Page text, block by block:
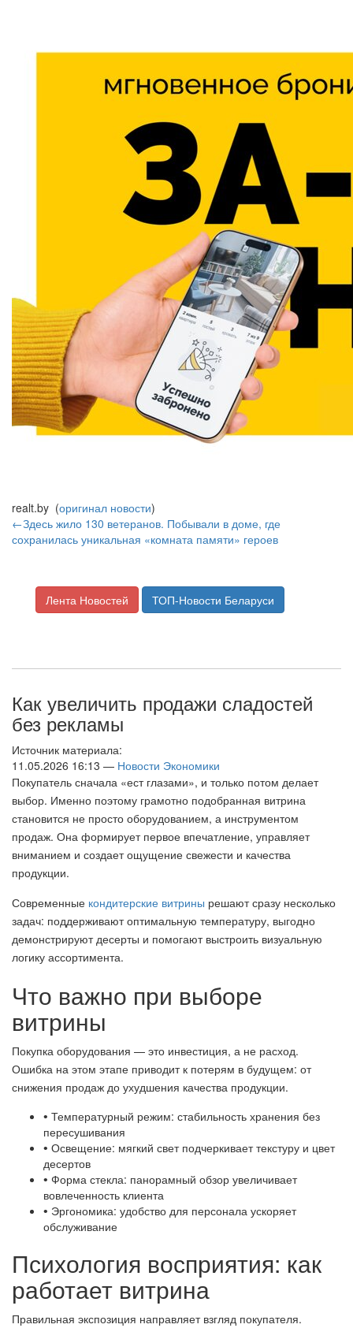
realt.by (оригинал новости)
←Здесь жило 130 ветеранов. Побывали в доме, где
сохранилась уникальная «комната памяти» героев
Лента Новостей ТОП-Новости Беларуси
Как увеличить продажи сладостей
без рекламы
Источник материала:
11.05.2026 16:13 — Новости Экономики
Покупатель сначала «ест глазами», и только потом делает
выбор. Именно поэтому грамотно подобранная витрина
становится не просто оборудованием, а инструментом
продаж. Она формирует первое впечатление, управляет
вниманием и создает ощущение свежести и качества
продукции.
Современные кондитерские витрины решают сразу несколько
задач: поддерживают оптимальную температуру, выгодно
демонстрируют десерты и помогают выстроить визуальную
логику ассортимента.
Что важно при выборе
витрины
Покупка оборудования — это инвестиция, а не расход.
Ошибка на этом этапе приводит к потерям в будущем: от
снижения продаж до ухудшения качества продукции.
• Температурный режим: стабильность хранения без
пересушивания
• Освещение: мягкий свет подчеркивает текстуру и цвет
десертов
• Форма стекла: панорамный обзор увеличивает
вовлеченность клиента
• Эргономика: удобство для персонала ускоряет
обслуживание
Психология восприятия: как
работает витрина
Правильная экспозиция направляет взгляд покупателя.